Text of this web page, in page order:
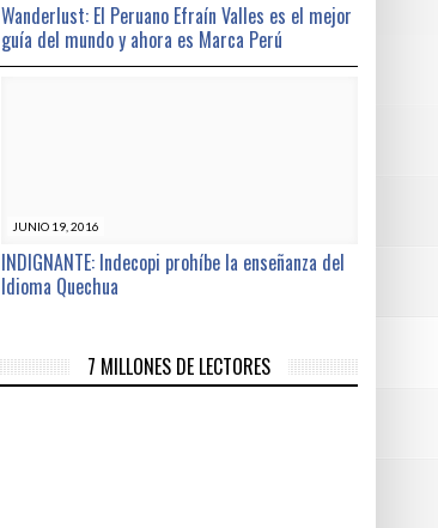
Wanderlust: El Peruano Efraín Valles es el mejor
guía del mundo y ahora es Marca Perú
JUNIO 19, 2016
INDIGNANTE: Indecopi prohíbe la enseñanza del
Idioma Quechua
7 MILLONES DE LECTORES